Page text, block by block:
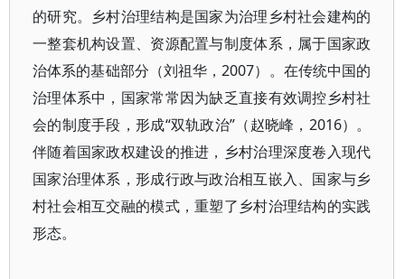
的研究。乡村治理结构是国家为治理乡村社会建构的
一整套机构设置、资源配置与制度体系，属于国家政
治体系的基础部分（刘祖华，2007）。在传统中国的
治理体系中，国家常常因为缺乏直接有效调控乡村社
会的制度手段，形成“双轨政治”（赵晓峰，2016）。
伴随着国家政权建设的推进，乡村治理深度卷入现代
国家治理体系，形成行政与政治相互嵌入、国家与乡
村社会相互交融的模式，重塑了乡村治理结构的实践
形态。